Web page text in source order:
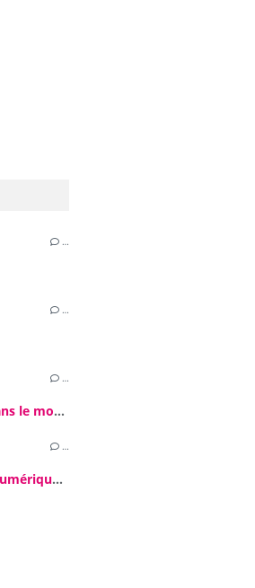
…
…
…
Un drive-in géant pour rouler dans le monde d'après ?
…
Comment réduire sa pollution numérique ? Un défi par jour ! #4